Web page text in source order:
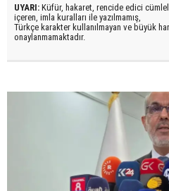
UYARI: Küfür, hakaret, rencide edici
içeren, imla kuralları ile yazılmamış,
Türkçe karakter kullanılmayan ve büyük
onaylanmamaktadır.